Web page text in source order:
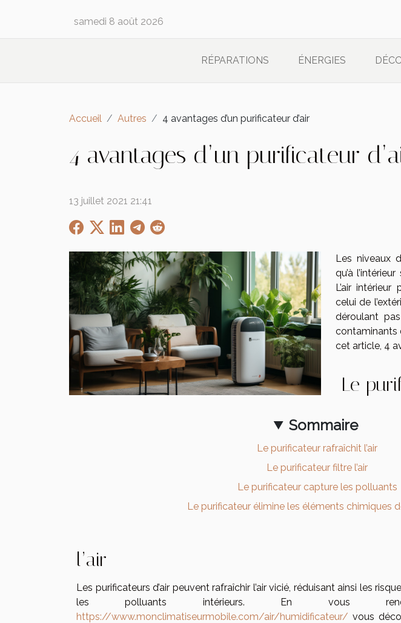
samedi 8 août 2026
RÉPARATIONS ÉNERGIES
Accueil Autres 4 avantages d’un purificateur d’air
4 avantages d’un purificateur
13 juillet 2021 21:41
Sommaire
Le purificateur rafraîchit l’air
Le purificateur filtre l’air
Le purificateur capture les polluants
Le purificateur élimine les éléments chimiques
Les niveaux
qu’à
L’air
celui de
déroulant
contaminants
cet article, 4
Le
l’air
Les purificateurs d’air peuvent rafraîchir l’air vicié, réduisant ainsi les
les polluants intérieurs. En vous
https://www.monclimatiseurmobile.com/air/humidificateur/ vous